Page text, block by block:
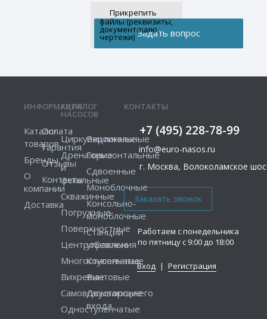
Прикрепить
файлы (реквизиты,
документацию,
чертежи)
КОНТАКТЫ
+7 (495) 228-78-99
info@euro-nasos.ru
г. Москва, Волоколамское
Работаем с понедельника
по пятницу с 9:00 до 18:00
Вход | Регистрация
ИНФОРМАЦИЯ
Каталог
товаров
Бренды
О
компании
Доставка
Оплата
Гарантия
Отзывы
Контакты
КАТАЛОГ
НАСОСОВ
Циркуляционные
Дренажные
и
фекальные
Скважинные
Погружные
Поверхностные
Центробежные
Многоступенчатые
Вихревые
Самовсасывающие
Одноступенчатые
Вертикальные
Горизонтальные
Сдвоенные
Моноблочные
Консольно-
моноблочные
Станции
управления
Консольные
Винтовые
Двустороннего
входа